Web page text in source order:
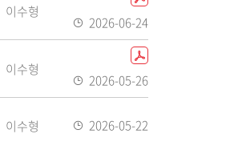
작
이수형
D
F
화
일
있
음
등
일
2026-06-24
작
이수형
P
D
F
일
등
록
2026-05-26
작
이수형
2026-05-22